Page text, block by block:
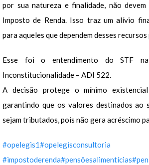
por sua natureza e finalidade, não
Imposto de Renda. Isso traz um alívio
para aqueles que dependem desses
Esse foi o entendimento do STF
Inconstitucionalidade – ADI 522.
A decisão protege o mínimo
garantindo que os valores destinados ao
sejam tributados, pois não gera acréscimo
#opelegis1#opelegisconsultoria
#impostoderenda#pensõesalimentícias